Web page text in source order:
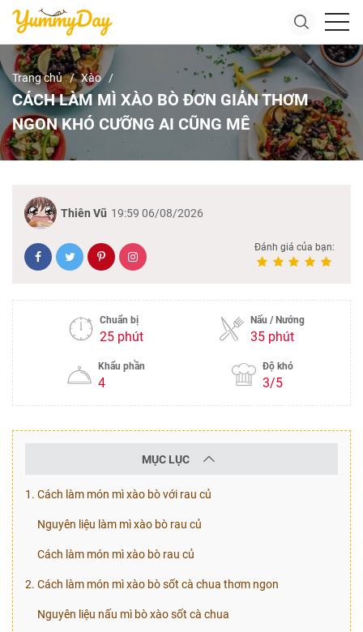
Trang chủ Xào
CÁCH LÀM MÌ XÀO BÒ ĐƠN GIẢN THƠM
NGON KHÓ CƯỠNG AI CŨNG MÊ
Thiên Vũ 19:59 06/08/2026
Đánh giá của bạn:
Chuẩn bị
25 phút
Nấu / Nướng
35 phút
Khẩu phần
4
Độ khó
3/5
MỤC LỤC
1. Cách làm món mì xào bò với rau củ
Nguyên liệu làm mì xào bò rau củ
Cách làm món mì xào bò rau củ
2. Cách làm món mì xào bò sốt cà chua thơm ngon
Nguyên liệu nấu mì bò xào sốt cà chua